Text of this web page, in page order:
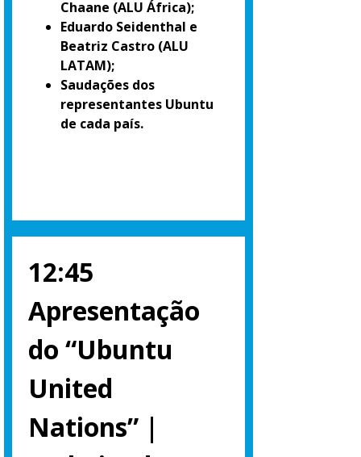
Chaane (ALU África);
Eduardo Seidenthal e
Beatriz Castro (ALU
LATAM);
Saudações dos
representantes Ubuntu
de cada país.
12:45
Apresentação
do “Ubuntu
United
Nations” |